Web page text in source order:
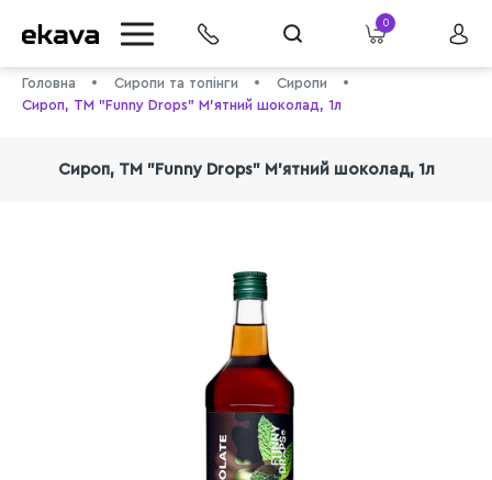
0
Головна Сиропи та топінги
Сиропи
Сироп, ТМ "Funny Drops" М'ятний шоколад, 1л
Сироп, ТМ "Funny Drops" М'ятний шоколад, 1л